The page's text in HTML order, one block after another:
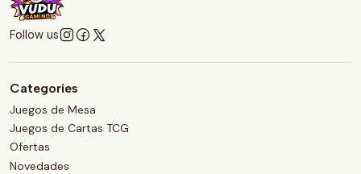
Follow us
Categories
Juegos de Mesa
Juegos de Cartas TCG
Ofertas
Novedades